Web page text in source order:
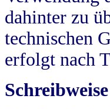
dahinter zu
technischen
erfolgt nach